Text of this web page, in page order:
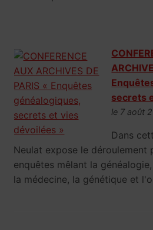
secrets
le 7 août
Dans
Neulat expose le déroulement
enquêtes mêlant la
la médecine, la génétique et